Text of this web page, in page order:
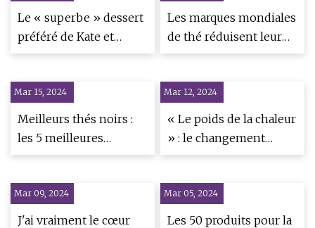
médias sociaux
Shanghai des années
1930.
Le « superbe » dessert
préféré de Kate et
William est également
marché
Les marques mondiales
de thé réduisent leur
présence en Russie et
opportunités aux
acteurs locaux du thé
Mar 15, 2024
Meilleurs thés noirs :
les 5 meilleures
marques pour cette
les plus recommandées
par les experts
Mar 12, 2024
« Le poids de la chaleur
» : le changement
climatique pèse encore
du thé au Bangladesh
Mar 09, 2024
J'ai vraiment le cœur
Mar 05, 2024
Les 50 produits pour la